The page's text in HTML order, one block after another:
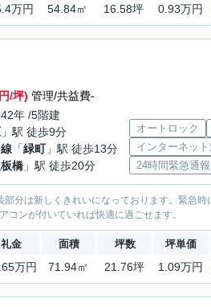
万円 54.84㎡ 16.58坪 0.93万円
/坪) 管理/共益費-
年 /5階建
」駅 徒歩9分
「緑町」駅 徒歩13分
橋 」駅 徒歩20分
オートロック
インターネッ
24時間緊急通
分は新しくきれいになっております。緊急
コンが付いていれば快適に過ごせます。
礼金 面積 坪数 坪単価
万円 71.94㎡ 21.76坪 1.09万円